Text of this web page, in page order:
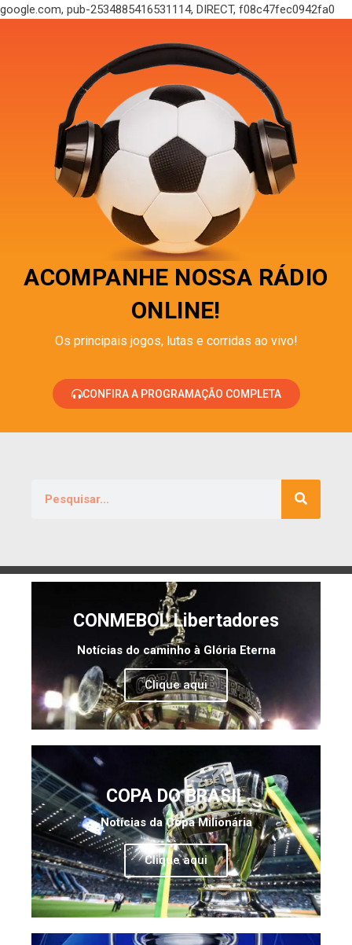
google.com, pub-2534885416531114, DIRECT, f08c47fec0942fa0
ACOMPANHE NOSSA RÁDIO
ONLINE!
Os principais jogos, lutas e corridas ao vivo!
CONFIRA A PROGRAMAÇÃO COMPLETA
CONMEBOL Libertadores
Notícias do caminho à Glória Eterna
Clique aqui
COPA DO BRASIL
Notícias da Copa Milionária
Clique aqui